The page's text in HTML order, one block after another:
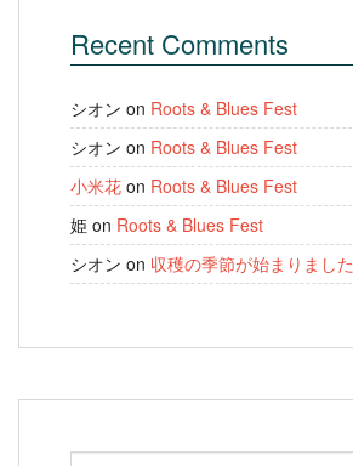
Recent Comments
シオン on Roots & Blues Fest
シオン on Roots & Blues Fest
小米花 on Roots & Blues Fest
姫 on Roots & Blues Fest
シオン on 収穫の季節が始まりました